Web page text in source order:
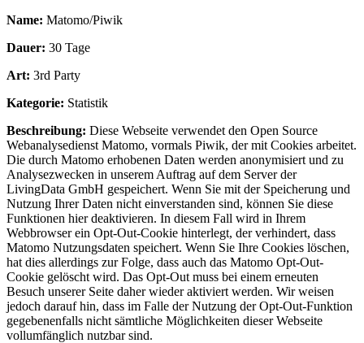
Name: Matomo/Piwik
Dauer: 30 Tage
Art: 3rd Party
Kategorie: Statistik
Beschreibung: Diese Webseite verwendet den Open Source
Webanalysedienst Matomo, vormals Piwik, der mit Cookies arbeitet.
Die durch Matomo erhobenen Daten werden anonymisiert und zu
Analysezwecken in unserem Auftrag auf dem Server der
LivingData GmbH gespeichert. Wenn Sie mit der Speicherung und
Nutzung Ihrer Daten nicht einverstanden sind, können Sie diese
Funktionen hier deaktivieren. In diesem Fall wird in Ihrem
Webbrowser ein Opt-Out-Cookie hinterlegt, der verhindert, dass
Matomo Nutzungsdaten speichert. Wenn Sie Ihre Cookies löschen,
hat dies allerdings zur Folge, dass auch das Matomo Opt-Out-
Cookie gelöscht wird. Das Opt-Out muss bei einem erneuten
Besuch unserer Seite daher wieder aktiviert werden. Wir weisen
jedoch darauf hin, dass im Falle der Nutzung der Opt-Out-Funktion
gegebenenfalls nicht sämtliche Möglichkeiten dieser Webseite
vollumfänglich nutzbar sind.